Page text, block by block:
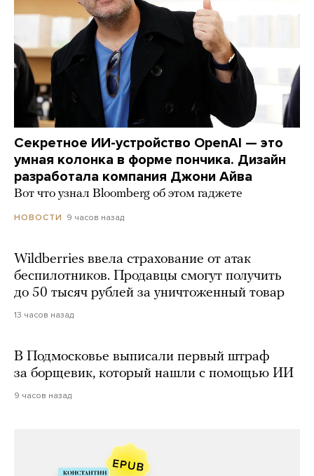
Секретное ИИ-устройство OpenAI — это
умная колонка в форме пончика. Дизайн
разработала компания Джони Айва
Вот что узнал Bloomberg об этом гаджете
НОВОСТИ 9 часов назад
Wildberries ввела страхование от атак
беспилотников. Продавцы смогут получить
до 50 тысяч рублей за уничтоженный товар
13 часов назад
В Подмосковье выписали первый штраф
за борщевик, который нашли с помощью ИИ
9 часов назад